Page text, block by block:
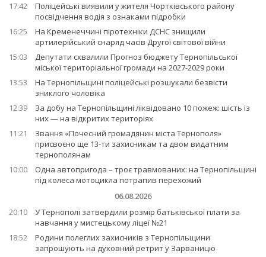
17:42
Поліцейські виявили у жителя Чортківського району
посвідчення водія з ознаками підробки
16:25
На Кременеччині піротехніки ДСНС знищили
артилерійський снаряд часів Другої світової війни
15:03
Депутати схвалили Прогноз бюджету Тернопільської
міської територіальної громади на 2027-2029 роки
13:53
На Тернопільщині поліцейські розшукали безвісти
зниклого чоловіка
12:39
За добу на Тернопільщині ліквідовано 10 пожеж: шість із
них — на відкритих територіях
11:21
Звання «Почесний громадянин міста Тернополя»
присвоєно ще 13-ти захисникам та двом видатним
тернополянам
10:00
Одна автопригода – троє травмованих: на Тернопільщині
під колеса мотоцикла потрапив перехожий
06.08.2026
20:10
У Тернополі затвердили розмір батьківської плати за
навчання у мистецькому ліцеї №21
18:52
Родини полеглих захисників з Тернопільщини
запрошують на духовний ретрит у Зарваницю